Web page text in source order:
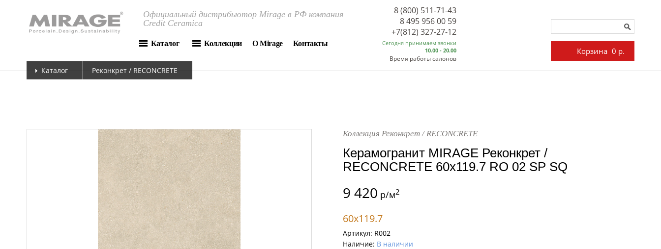
Официальный дистрибьютор Mirage в РФ компания
Credit Ceramica
Каталог Коллекции О Mirage Контакты
8 (800) 511-71-43
8 495 956 00 59
Сегодня принимаем звонки
10.00 - 20.00
Время работы салонов
+7(812) 327-27-12
Корзина 0 р.
Каталог Реконкрет / RECONCRETE
Коллекция Реконкрет / RECONCRETE
Керамогранит MIRAGE Реконкрет /
RECONCRETE 60x119.7 RO 02 SP SQ
9 420 р/м2
60x119.7
Артикул: R002
Наличие: В наличии